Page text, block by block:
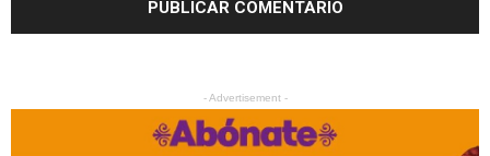
- Advertisement -